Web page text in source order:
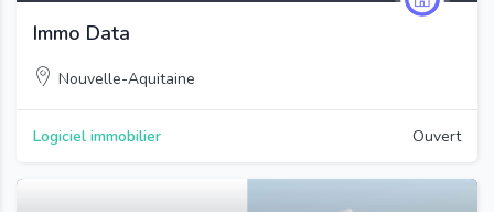
Immo Data
Nouvelle-Aquitaine
Logiciel immobilier Ouvert